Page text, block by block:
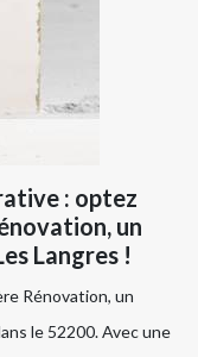
: optez
un
Langres !
Rénovation, un
le 52200. Avec une